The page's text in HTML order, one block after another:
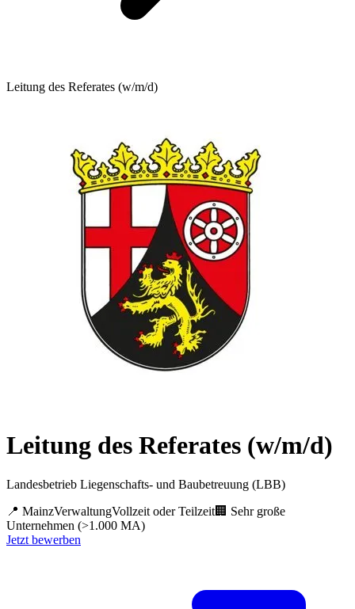
Leitung des Referates (w/m/d)
Leitung des Referates (w/m/d)
Landesbetrieb Liegenschafts- und Baubetreuung (LBB)
📍 MainzVerwaltungVollzeit oder Teilzeit🏢 Sehr große
Unternehmen (>1.000 MA)
Jetzt bewerben